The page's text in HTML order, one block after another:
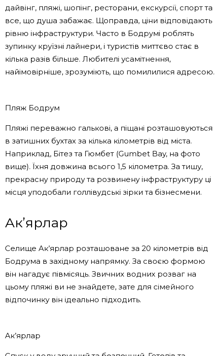
дайвінг, пляжі, шопінг, ресторани, екскурсії, спорт та
все, що душа забажає. Щоправда, ціни відповідають
рівню інфраструктури. Часто в Бодрумі роблять
зупинку круїзні лайнери, і туристів миттєво стає в
кілька разів більше. Любителі усамітнення,
найімовірніше, зрозуміють, що помилилися адресою.
Пляж Бодрум
Пляжі переважно галькові, а піщані розташовуються
в затишних бухтах за кілька кілометрів від міста.
Наприклад, Бітез та Гюмбет (Gumbet Bay, на фото
вище). Їхня довжина всього 1,5 кілометра. За тишу,
прекрасну природу та розвинену інфраструктуру ці
місця уподобали голлівудські зірки та бізнесмени.
Ак’ярлар
Селище Ак’ярлар розташоване за 20 кілометрів від
Бодрума в західному напрямку. За своєю формою
він нагадує півмісяць. Звичних водних розваг на
цьому пляжі ви не знайдете, зате для сімейного
відпочинку він ідеально підходить.
Ак’ярлар